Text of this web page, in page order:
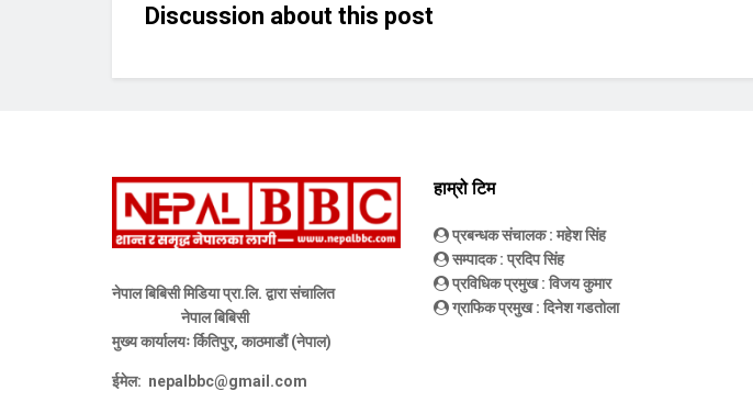
Discussion about this post
नेपाल बिबिसी मिडिया प्रा.लि. द्वारा संचालित
नेपाल बिबिसी
मुख्य कार्यालयः र्कितिपुर, काठमाडौं (नेपाल)
ईमेल: nepalbbc@gmail.com
हाम्रो टिम
प्रबन्धक संचालक: महेश सिंह
सम्पादक: प्रदिप सिंह
प्रविधिक प्रमुख: विजय कुमार
ग्राफिक प्रमुख: दिनेश गडतोला